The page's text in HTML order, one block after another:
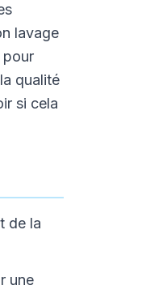
lavage
pour
qualité
si cela
de la
une